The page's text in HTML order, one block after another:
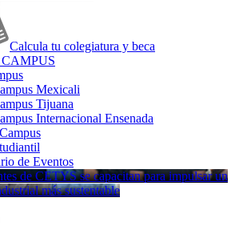
Calcula tu colegiatura y beca
Mexicali
Tijuana
Internacional Ensenada
de Eventos
de CETYS se capacitan para impulsar un
más sustentable